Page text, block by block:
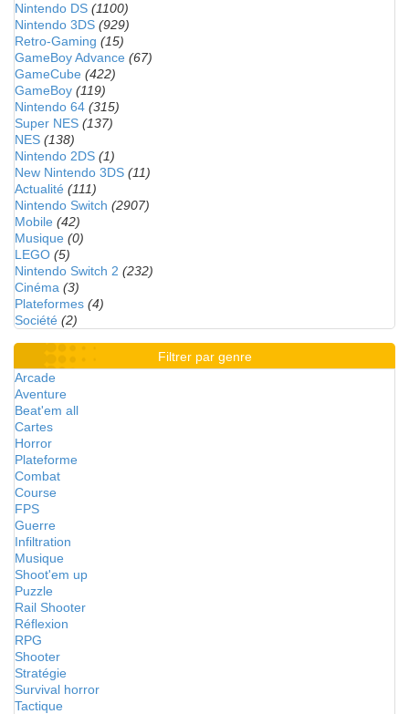
Nintendo DS (1100)
Nintendo 3DS (929)
Retro-Gaming (15)
GameBoy Advance (67)
GameCube (422)
GameBoy (119)
Nintendo 64 (315)
Super NES (137)
NES (138)
Nintendo 2DS (1)
New Nintendo 3DS (11)
Actualité (111)
Nintendo Switch (2907)
Mobile (42)
Musique (0)
LEGO (5)
Nintendo Switch 2 (232)
Cinéma (3)
Plateformes (4)
Société (2)
Filtrer par genre
Arcade
Aventure
Beat'em all
Cartes
Horror
Plateforme
Combat
Course
FPS
Guerre
Infiltration
Musique
Shoot'em up
Puzzle
Rail Shooter
Réflexion
RPG
Shooter
Stratégie
Survival horror
Tactique